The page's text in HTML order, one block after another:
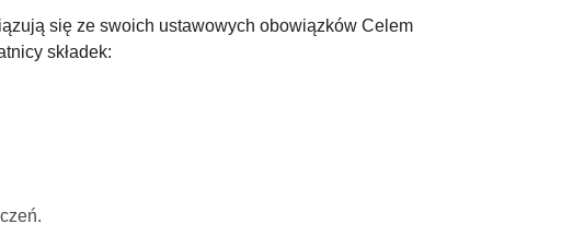
się ze swoich ustawowych obowiązków Celem
składek: